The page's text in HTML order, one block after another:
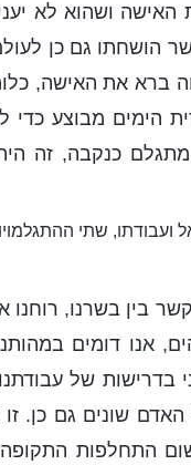
האישה ושהוא לא
הושחתו גם כן
ברא את האישה,
הימים מבוצע
כנקבה, זה
ועבודתו, שתי
בין בשרנו,
אנו דומים
של עבודתנו.
האדם שונים גם כן.
התחלפות